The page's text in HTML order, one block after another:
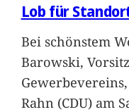
Lob für
Bei schönstem
Barowski,
Rahn (CDU) am